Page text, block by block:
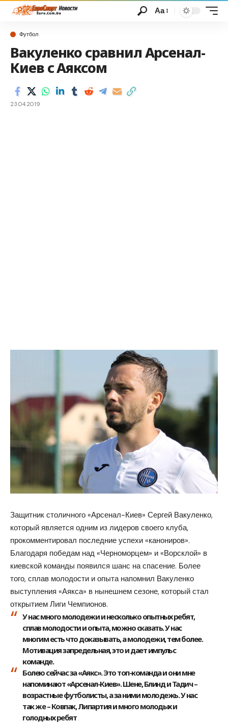
Аа
Футбол
Вакуленко сравнил Арсенал-
Киев с Аяксом
23.04.2019
Защитник столичного «Арсенал-Киев» Сергей Вакуленко,
который является одним из лидеров своего клуба,
прокомментировал последние успехи «канониров».
Благодаря победам над «Черноморцем» и «Ворсклой» в
киевской команды появился шанс на спасение. Более
того, сплав молодости и опыта напомнил Вакуленко
выступления «Аякса» в нынешнем сезоне, который стал
открытием Лиги Чемпионов.
У нас много молодежи и несколько опытных ребят,
сплав молодости и опыта, можно сказать. У нас
многим есть что доказывать, а молодежи, тем более.
Мотивация запредельная, это и дает импульс
команде.
Болею сейчас за «Аякс». Это топ-команда и они мне
напоминают «Арсенал-Киев». Шене, Блинд и Тадич –
возрастные футболисты, а за ними молодежь. У нас
так же – Ковпак, Липартия и много молодых и
голодных ребят